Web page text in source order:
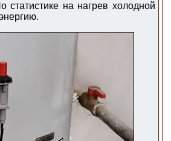
статистике на нагрев холодной